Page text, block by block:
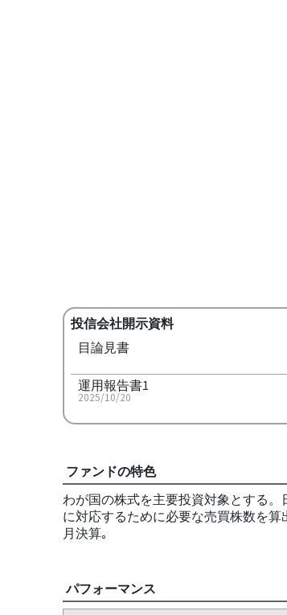
投信会社開示資料
目論見書
運用報告書1
2025/10/20
ファンドの特色
わが国の株式を主要投資対象とする。
に対応するために必要な売買株数を
月決算｡
パフォーマンス